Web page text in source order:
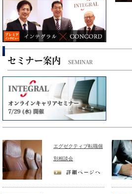
セミナー案内 SEMINAR
エグゼクティブ転職個
別相談会